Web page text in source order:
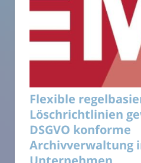
Flexible
Löschrichtlinien
DSGVO konforme
Archivverwaltung